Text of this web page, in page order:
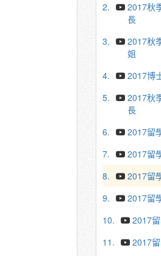
2.
2017秋
長
3.
2017秋
姐
4.
2017博
5.
2017秋
長
6.
2017留
7.
2017留
8.
2017留
9.
2017留
10.
2017
11.
2017